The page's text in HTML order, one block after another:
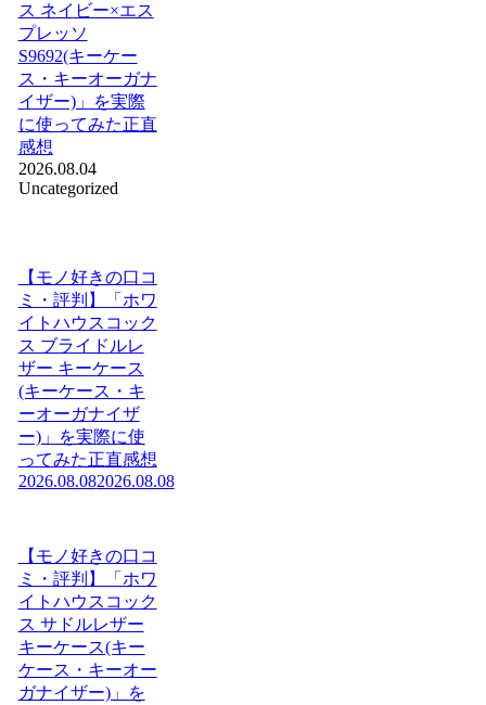
ス ネイビー×エス
プレッソ
S9692(キーケー
ス・キーオーガナ
イザー)」を実際
に使ってみた正直
感想
2026.08.04
Uncategorized
【モノ好きの口コ
ミ・評判】「ホワ
イトハウスコック
ス ブライドルレ
ザー キーケース
(キーケース・キ
ーオーガナイザ
ー)」を実際に使
ってみた正直感想
2026.08.082026.08.08
【モノ好きの口コ
ミ・評判】「ホワ
イトハウスコック
ス サドルレザー
キーケース(キー
ケース・キーオー
ガナイザー)」を